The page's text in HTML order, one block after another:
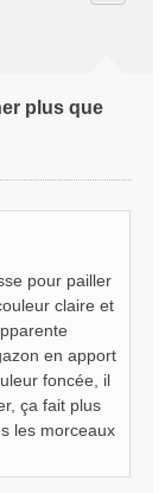
plus que
pour pailler
claire et
en apport
foncée, il
ça fait plus
les morceaux